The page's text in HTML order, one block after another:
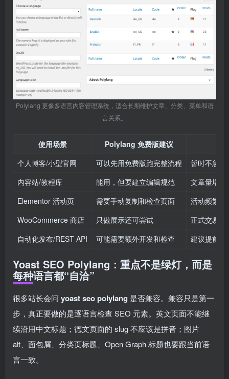
Polylang 更像多语言内容管理系统，适合长期维护文章、分类、菜单和语
言关系。
使用场景 Polylang 免费版建议
个人博客/小型官网
可以先用免费版跑完整流程
暂时不急，
内容站/教程库
能用，但要建立编辑规范
文章量增长
Elementor 活动页
需要手动复制和检查页面
活动频繁时
WooCommerce 商店
只做展示还可尝试
正式交易站
自动化发布/REST API
可能需要额外开发和检查 建议提前确
Yoast SEO Polylang：重点不是绿灯，而是
每种语言都“自洽”
很多站长会问 yoast seo polylang 是否兼容。兼容只是第一
步，真正要做的是逐语言检查 SEO 元素。英文页面不能继
续沿用中文标题；德文页面的 slug 不应该是拼音；图片
alt、面包屑、分类页标题、Open Graph 标题也要跟当前语
言一致。